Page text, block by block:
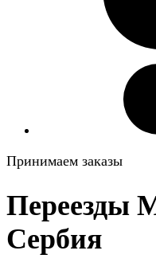
Принимаем заказы
Переезды
Сербия